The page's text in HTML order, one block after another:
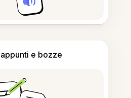
e bozze